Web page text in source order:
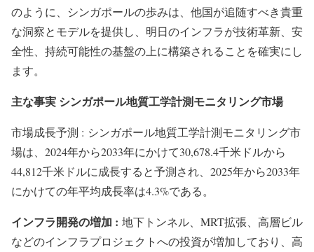
のように、シンガポールの歩みは、他国が追随すべき貴重
な洞察とモデルを提供し、明日のインフラが技術革新、安
全性、持続可能性の基盤の上に構築されることを確実にし
ます。
主な事実 シンガポール地質工学計測モニタリング市場
市場成長予測 : シンガポール地質工学計測モニタリング市
場は、2024年から2033年にかけて30,678.4千米ドルから
44,812千米ドルに成長すると予測され、2025年から2033年
にかけての年平均成長率は4.3%である。
インフラ開発の増加 : 地下トンネル、MRT拡張、高層ビル
などのインフラプロジェクトへの投資が増加しており、高